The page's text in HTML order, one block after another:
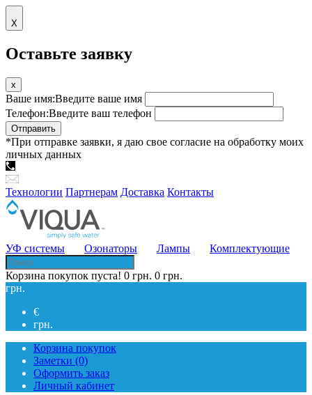
Х
Оставьте заявку
x
Ваше имя:Введите ваше имя
Телефон:Введите ваш телефон
Отправить
*При отправке заявки, я даю свое согласие на обработку моих
личных данных
Технологии Партнерам Доставка Контакты
УФ системы Озонаторы Лампы Комплектующие
Корзина покупок пуста! 0 грн. 0 грн.
грн.
€
грн.
Корзина покупок
Заметки (0)
Оформить заказ
Личный кабинет